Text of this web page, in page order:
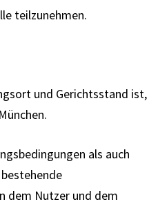
teilzunehmen.
und Gerichtsstand ist,
als auch
dem Nutzer und dem